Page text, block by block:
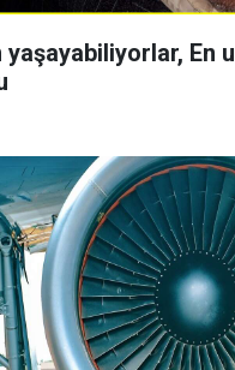
yaşayabiliyorlar, En